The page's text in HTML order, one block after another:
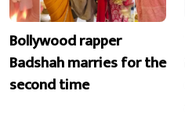
Bollywood rapper
Badshah marries for the
second time